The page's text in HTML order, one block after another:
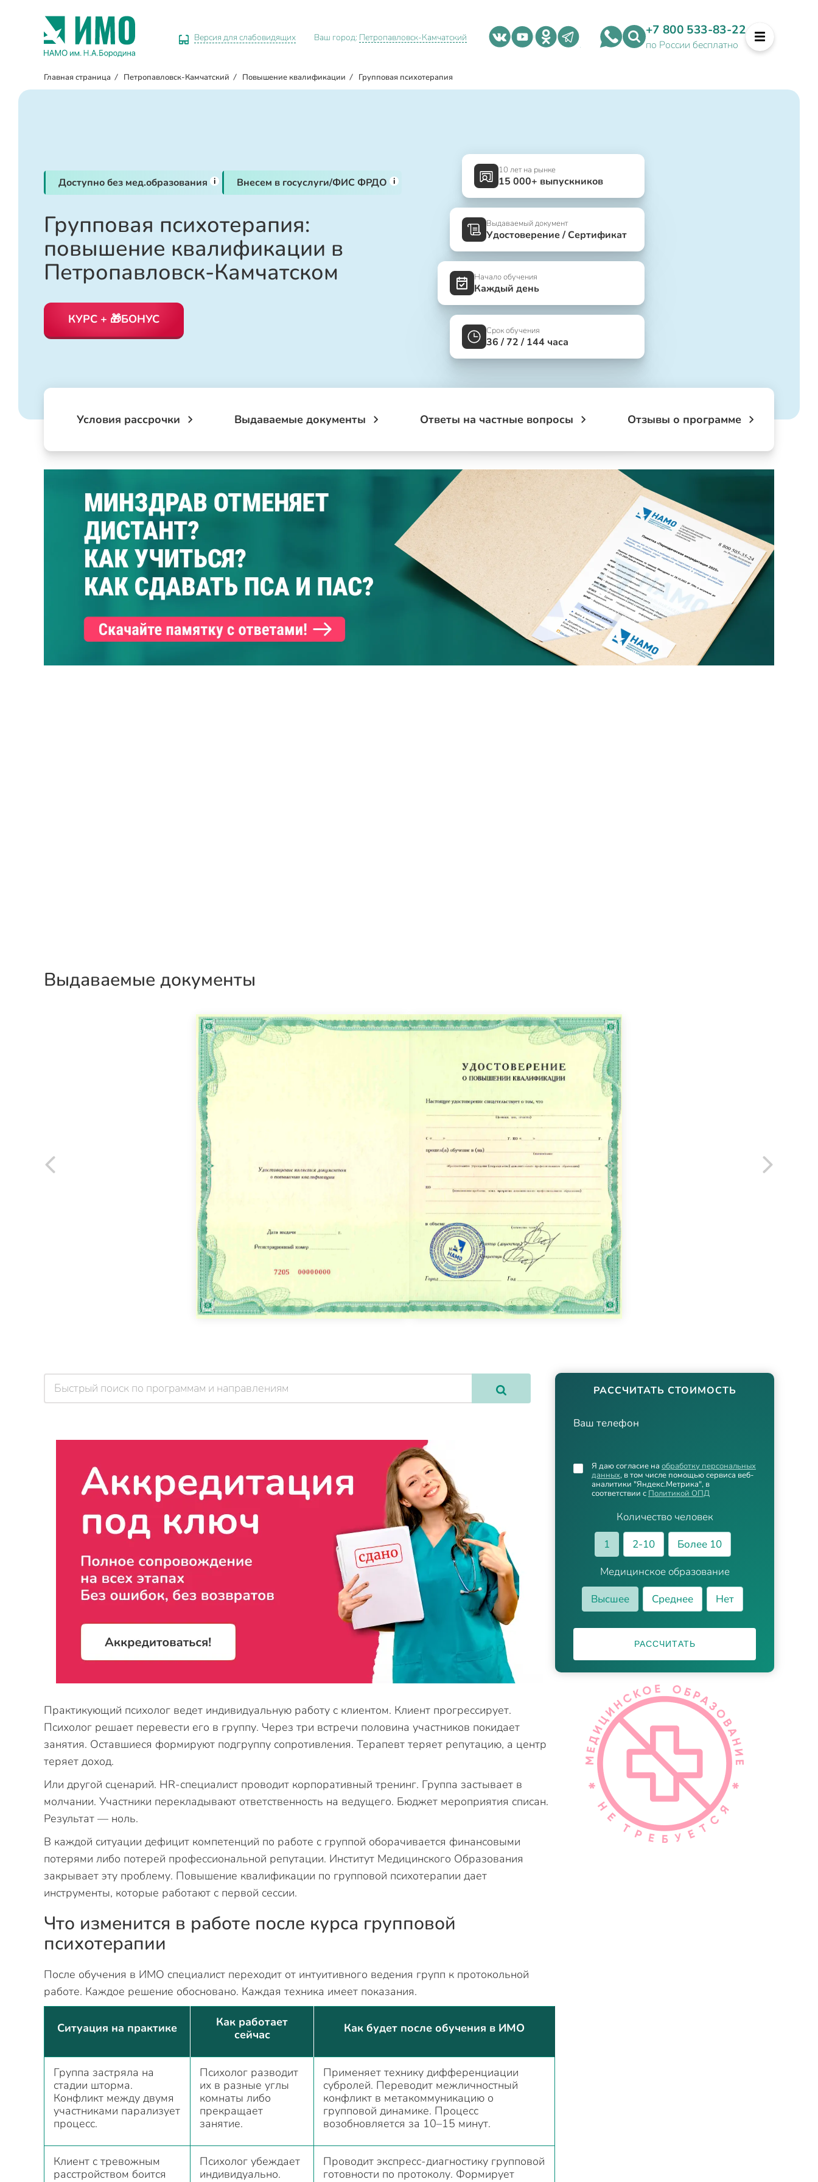
Версия для слабовидящих Ваш город: Петропавловск-Камчатский +7 800 533-83-22
по России бесплатно
Главная страница / Петропавловск-Камчатский / Повышение квалификации / Групповая психотерапия
Доступно без мед.образования i Внесем в госуслуги/ФИС ФРДО i
Групповая психотерапия:
повышение квалификации в
Петропавловск-Камчатском
КУРС + 🎁БОНУС
10 лет на рынке
15 000+ выпускников
Выдаваемый документ
Удостоверение / Сертификат
Начало обучения
Каждый день
Срок обучения
36 / 72 / 144 часа
Условия рассрочки Выдаваемые документы Ответы на частные вопросы Отзывы о программе
Выдаваемые документы
РАССЧИТАТЬ СТОИМОСТЬ
Ваш телефон
Количество человек
1
2-10
Более 10
Медицинское образование
Высшее
Среднее Нет
Я даю согласие на обработку персональных
данных, в том числе помощью сервиса веб-
аналитики "Яндекс.Метрика", в
соответствии с Политикой ОПД
РАССЧИТАТЬ
Практикующий психолог ведет индивидуальную работу с клиентом. Клиент прогрессирует.
Психолог решает перевести его в группу. Через три встречи половина участников покидает
занятия. Оставшиеся формируют подгруппу сопротивления. Терапевт теряет репутацию, а центр
теряет доход.
Или другой сценарий. HR-специалист проводит корпоративный тренинг. Группа застывает в
молчании. Участники перекладывают ответственность на ведущего. Бюджет мероприятия списан.
Результат — ноль.
В каждой ситуации дефицит компетенций по работе с группой оборачивается финансовыми
потерями либо потерей профессиональной репутации. Институт Медицинского Образования
закрывает эту проблему. Повышение квалификации по групповой психотерапии дает
инструменты, которые работают с первой сессии.
Что изменится в работе после курса групповой
психотерапии
После обучения в ИМО специалист переходит от интуитивного ведения групп к протокольной
работе. Каждое решение обосновано. Каждая техника имеет показания.
Ситуация на практике
Как работает
сейчас
Как будет после обучения в ИМО
Группа застряла на
стадии шторма.
Конфликт между двумя
участниками парализует
процесс.
Психолог разводит
их в разные углы
комнаты либо
прекращает
занятие.
Применяет технику дифференциации
субролей. Переводит межличностный
конфликт в метакоммуникацию о
групповой динамике. Процесс
возобновляется за 10–15 минут.
Клиент с тревожным
расстройством боится
Психолог убеждает
индивидуально.
Проводит экспресс-диагностику групповой
готовности по протоколу. Формирует